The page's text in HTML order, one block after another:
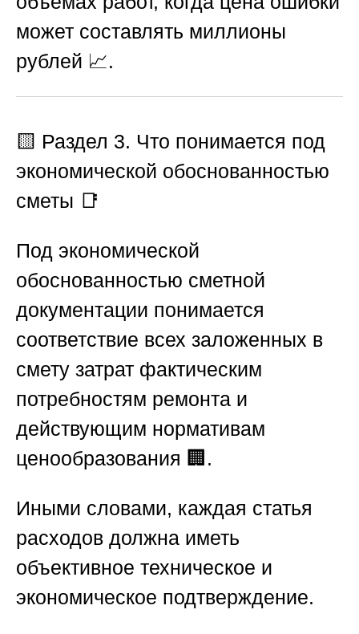
может составлять миллионы
рублей 📈.
🟨 Раздел 3. Что понимается под
экономической обоснованностью
сметы 📑
Под экономической
обоснованностью сметной
документации понимается
соответствие всех заложенных в
смету затрат фактическим
потребностям ремонта и
действующим нормативам
ценообразования 🏢.
Иными словами, каждая статья
расходов должна иметь
объективное техническое и
экономическое подтверждение.